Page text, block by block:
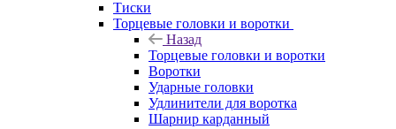
Тиски
Торцевые головки и воротки
Назад
Торцевые головки и воротки
Воротки
Ударные головки
Удлинители для воротка
Шарнир карданный